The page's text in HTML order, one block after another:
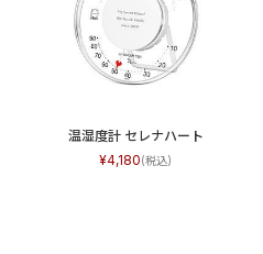
温湿度計 セレナハート
4,180